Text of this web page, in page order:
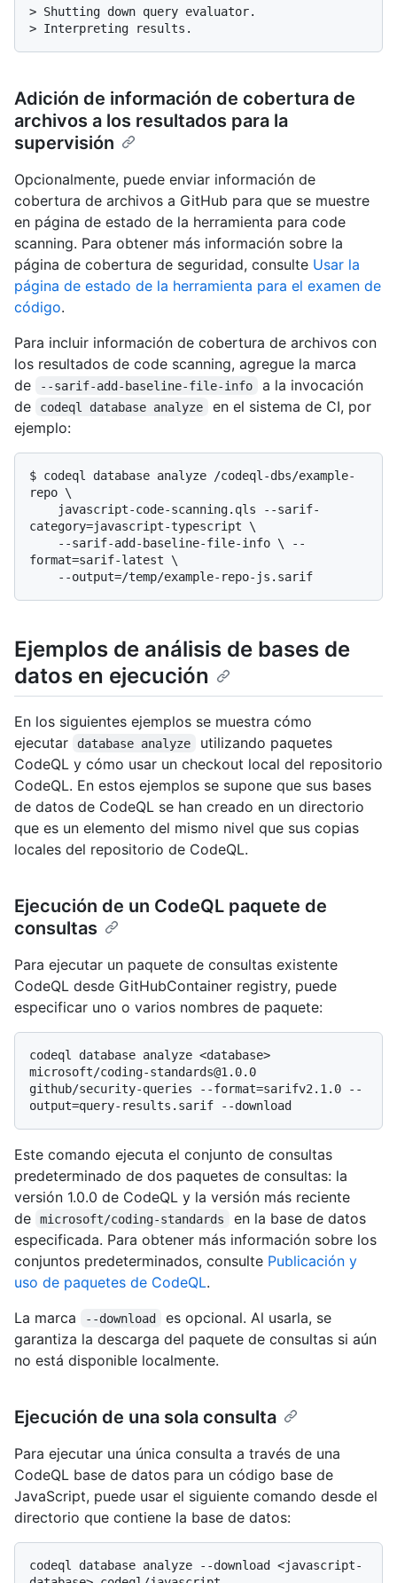
> Shutting down query evaluator.
> Interpreting results.
Adición de información de cobertura de
archivos a los resultados para la
supervisión
Opcionalmente, puede enviar información de
cobertura de archivos a GitHub para que se muestre
en página de estado de la herramienta para code
scanning. Para obtener más información sobre la
página de cobertura de seguridad, consulte Usar la
página de estado de la herramienta para el examen de
código.
Para incluir información de cobertura de archivos con
los resultados de code scanning, agregue la marca
de
--sarif-add-baseline-file-info
a la invocación
de
codeql database analyze
en el sistema de CI, por
ejemplo:
$ codeql database analyze /codeql-dbs/example-
repo \
category=javascript-typescript \
format=sarif-latest \
    --output=/temp/example-repo-js.sarif
Ejemplos de análisis de bases de
datos en ejecución
En los siguientes ejemplos se muestra cómo
ejecutar
database analyze
utilizando paquetes
CodeQL y cómo usar un checkout local del repositorio
CodeQL. En estos ejemplos se supone que sus bases
de datos de CodeQL se han creado en un directorio
que es un elemento del mismo nivel que sus copias
locales del repositorio de CodeQL.
Ejecución de un CodeQL paquete de
consultas
Para ejecutar un paquete de consultas existente
CodeQL desde GitHubContainer registry, puede
especificar uno o varios nombres de paquete:
codeql database analyze <database>
microsoft/coding-standards@1.0.0
github/security-queries --format=sarifv2.1.0 --
Este comando ejecuta el conjunto de consultas
predeterminado de dos paquetes de consultas: la
versión 1.0.0 de CodeQL y la versión más reciente
de
microsoft/coding-standards
en la base de datos
especificada. Para obtener más información sobre los
conjuntos predeterminados, consulte Publicación y
uso de paquetes de CodeQL.
La marca
--download
es opcional. Al usarla, se
garantiza la descarga del paquete de consultas si aún
no está disponible localmente.
Ejecución de una sola consulta
Para ejecutar una única consulta a través de una
CodeQL base de datos para un código base de
JavaScript, puede usar el siguiente comando desde el
directorio que contiene la base de datos:
codeql database analyze --download <javascript-